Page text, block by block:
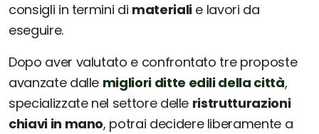
consigli in termini di materialie lavori da
eseguire.
Dopo aver valutato e confrontato tre proposte
avanzate dalle migliori ditte edili della città,
specializzate nel settore delle ristrutturazioni
chiavi in mano, potrai decidere liberamente a